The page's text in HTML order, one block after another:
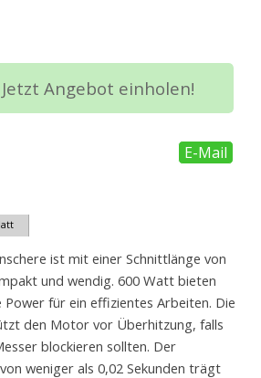
Jetzt Angebot einholen!
E-Mail
ist mit einer Schnittlänge von
und wendig. 600 Watt bieten
für ein effizientes Arbeiten. Die
den Motor vor Überhitzung, falls
blockieren sollten. Der
weniger als 0,02 Sekunden trägt